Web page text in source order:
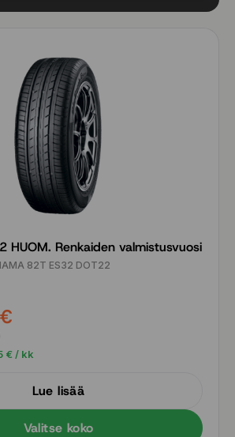
HUOM. Renkaiden valmistusvuosi
82T ES32 DOT22
€ / kk
Lue lisää
Valitse koko